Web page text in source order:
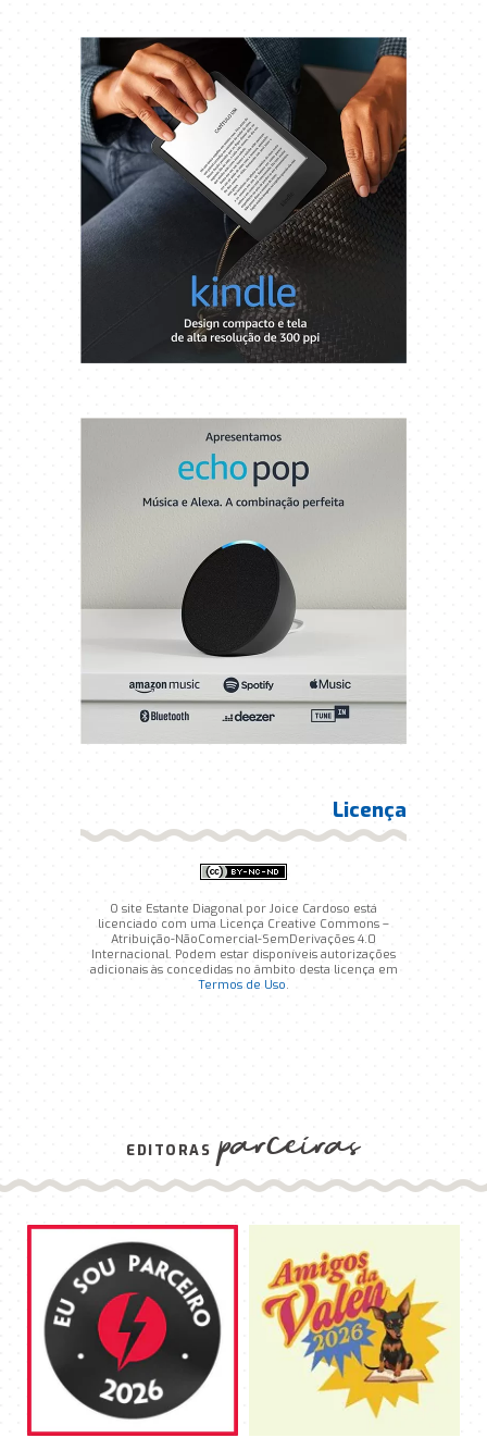
Licença
O site Estante Diagonal por Joice Cardoso está
licenciado com uma Licença Creative Commons –
Atribuição-NãoComercial-SemDerivações 4.0
Internacional. Podem estar disponíveis autorizações
adicionais às concedidas no âmbito desta licença em
Termos de Uso.
EDITORAS parceiras